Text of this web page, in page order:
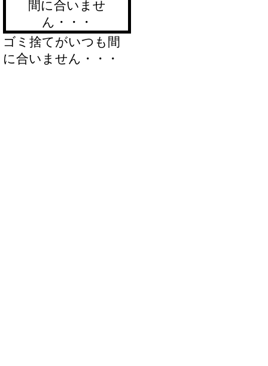
ゴミ捨てがいつも間
に合いません・・・